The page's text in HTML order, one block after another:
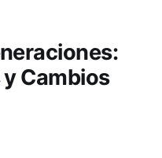
Cambios